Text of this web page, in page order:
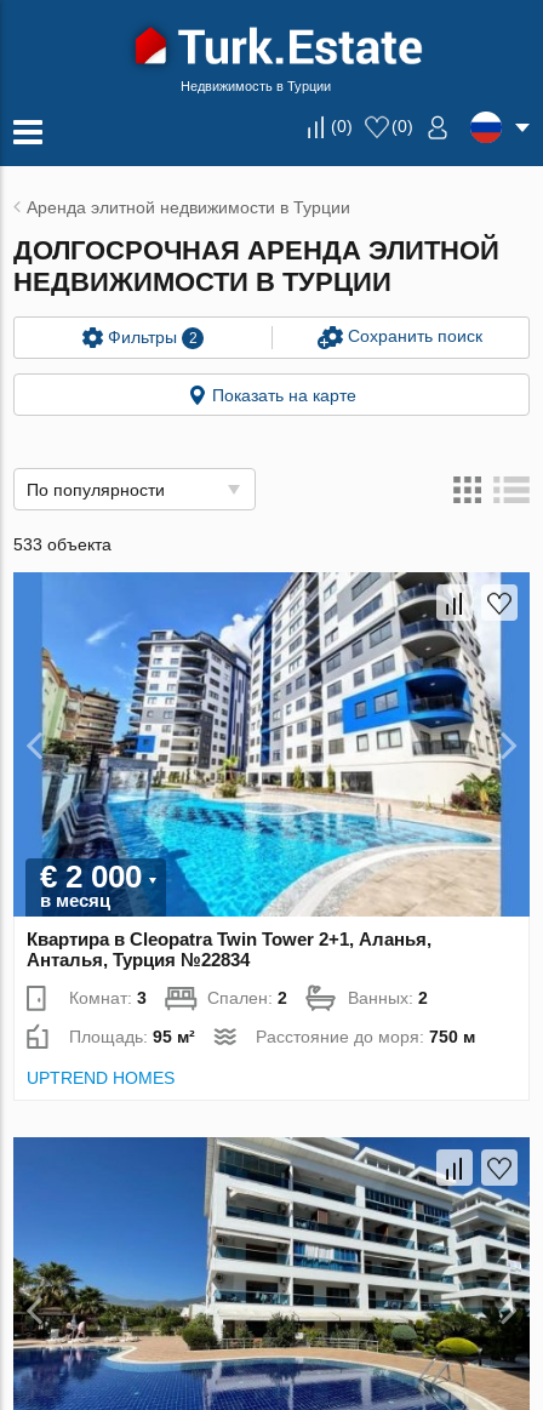
Недвижимость в Турции
(0) (0)
Аренда элитной недвижимости в Турции
ДОЛГОСРОЧНАЯ АРЕНДА ЭЛИТНОЙ
НЕДВИЖИМОСТИ В ТУРЦИИ
Фильтры 2 Сохранить поиск
Показать на карте
По популярности
533 объекта
€ 2 000
в месяц
Квартира в Cleopatra Twin Tower 2+1, Аланья,
Анталья, Турция №22834
Комнат:3 Спален:2 Ванных:2
Площадь:95 м² Расстояние до моря:750 м
UPTREND HOMES